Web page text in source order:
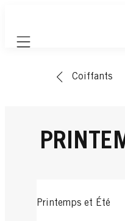
Mobile navigation
Coiffants
Printemps et Été